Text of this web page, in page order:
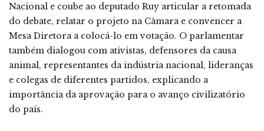
Nacional e coube ao deputado Ruy articular a retomada
do debate, relatar o projeto na Câmara e convencer a
Mesa Diretora a colocá-lo em votação. O parlamentar
também dialogou com ativistas, defensores da causa
animal, representantes da indústria nacional, lideranças
e colegas de diferentes partidos, explicando a
importância da aprovação para o avanço civilizatório
do país.